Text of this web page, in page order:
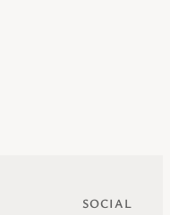
SOCIAL